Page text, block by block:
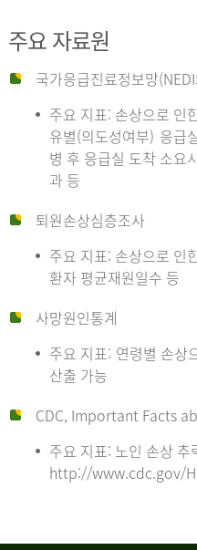
주요 자료원
국가응급진료정보망
주요 지표: 손상으로 인
유별(의도성여부) 응급
병 후 응급실 도착 소요
과 등
퇴원손상심층조사
주요 지표: 손상으로 인
환자 평균재원일수 등
사망원인통계
주요 지표: 연령별 손상
산출 가능
CDC, Important Facts
주요 지표: 노인 손상
http://www.cdc.gov/